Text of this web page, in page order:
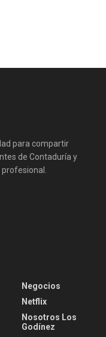
para compartir
de Contaduría y
Negocios
Netflix
Nosotros Los
Godínez